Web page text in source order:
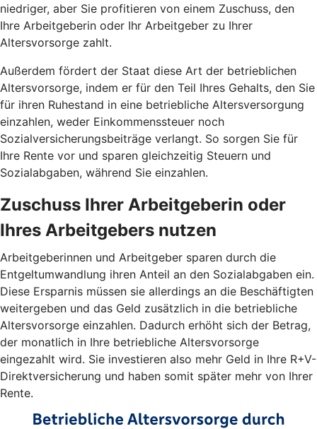
niedriger, aber Sie profitieren von einem Zuschuss, den
Ihre Arbeitgeberin oder Ihr Arbeitgeber zu Ihrer
Altersvorsorge zahlt.
Außerdem fördert der Staat diese Art der betrieblichen
Altersvorsorge, indem er für den Teil Ihres Gehalts, den Sie
für ihren Ruhestand in eine betriebliche Altersversorgung
einzahlen, weder Einkommenssteuer noch
Sozialversicherungsbeiträge verlangt. So sorgen Sie für
Ihre Rente vor und sparen gleichzeitig Steuern und
Sozialabgaben, während Sie einzahlen.
Zuschuss Ihrer Arbeitgeberin oder
Ihres Arbeitgebers nutzen
Arbeitgeberinnen und Arbeitgeber sparen durch die
Entgeltumwandlung ihren Anteil an den Sozialabgaben ein.
Diese Ersparnis müssen sie allerdings an die Beschäftigten
weitergeben und das Geld zusätzlich in die betriebliche
Altersvorsorge einzahlen. Dadurch erhöht sich der Betrag,
der monatlich in Ihre betriebliche Altersvorsorge
eingezahlt wird. Sie investieren also mehr Geld in Ihre R+V-
Direktversicherung und haben somit später mehr von Ihrer
Rente.